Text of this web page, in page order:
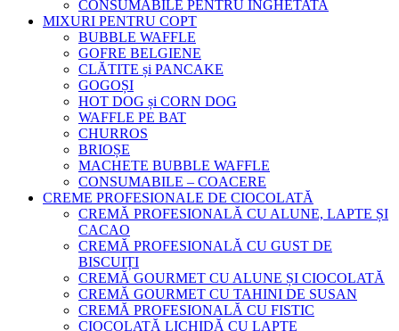
CONSUMABILE PENTRU INGHETATA
MIXURI PENTRU COPT
BUBBLE WAFFLE
GOFRE BELGIENE
CLĂTITE și PANCAKE
GOGOȘI
HOT DOG și CORN DOG
WAFFLE PE BAT
CHURROS
BRIOȘE
MACHETE BUBBLE WAFFLE
CONSUMABILE – COACERE
CREME PROFESIONALE DE CIOCOLATĂ
CREMĂ PROFESIONALĂ CU ALUNE, LAPTE ȘI
CACAO
CREMĂ PROFESIONALĂ CU GUST DE
BISCUIȚI
CREMĂ GOURMET CU ALUNE ȘI CIOCOLATĂ
CREMĂ GOURMET CU TAHINI DE SUSAN
CREMĂ PROFESIONALĂ CU FISTIC
CIOCOLATĂ LICHIDĂ CU LAPTE